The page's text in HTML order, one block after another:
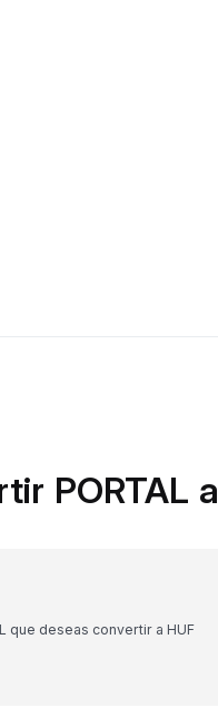
PORTAL
que deseas convertir a HUF